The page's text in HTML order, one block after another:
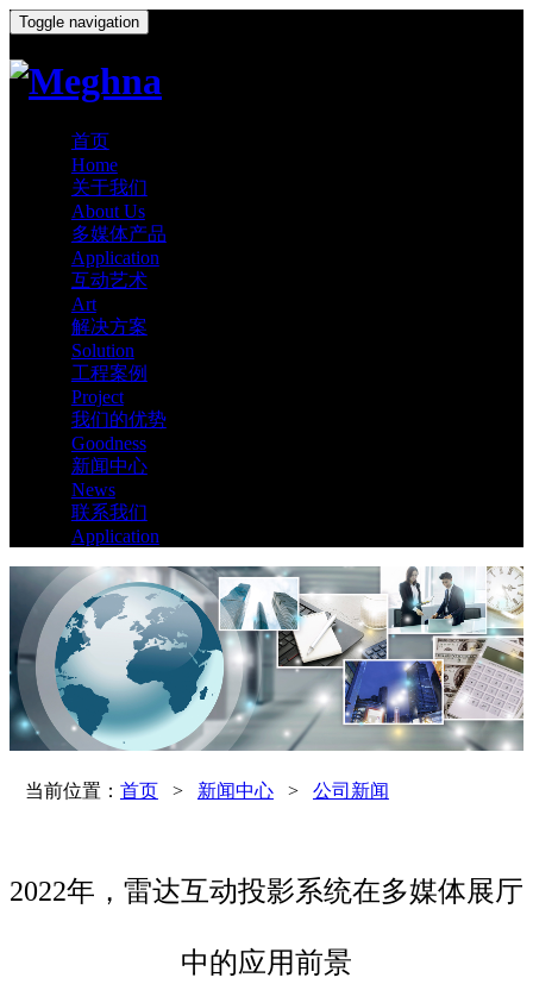
Toggle navigation
首页
Home
关于我们
About Us
多媒体产品
Application
互动艺术
Art
解决方案
Solution
工程案例
Project
我们的优势
Goodness
新闻中心
News
联系我们
Application
当前位置： 首页> 新闻中心> 公司新闻
2022年，雷达互动投影系统在多媒体展厅
中的应用前景